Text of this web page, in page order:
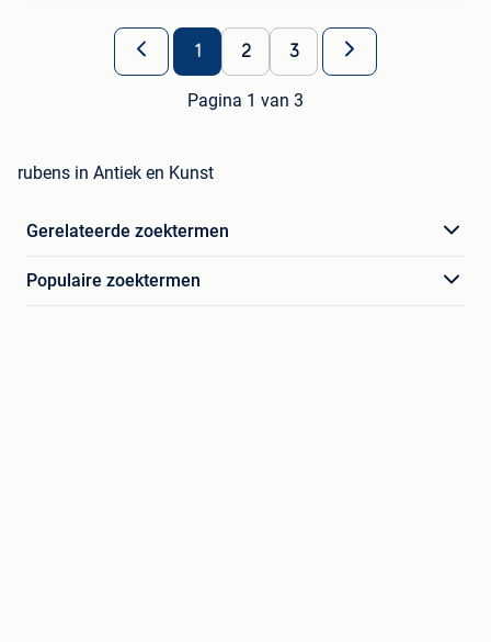
1 2 3
Pagina 1 van 3
rubens in Antiek en Kunst
Gerelateerde zoektermen
Populaire zoektermen